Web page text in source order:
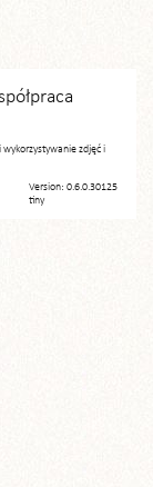
zdjęć i
Version: 0.6.0.30125
tiny